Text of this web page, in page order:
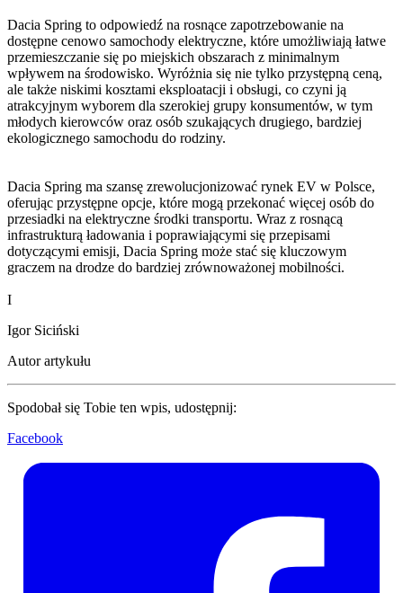
Dacia Spring to odpowiedź na rosnące zapotrzebowanie na
dostępne cenowo samochody elektryczne, które umożliwiają łatwe
przemieszczanie się po miejskich obszarach z minimalnym
wpływem na środowisko. Wyróżnia się nie tylko przystępną ceną,
ale także niskimi kosztami eksploatacji i obsługi, co czyni ją
atrakcyjnym wyborem dla szerokiej grupy konsumentów, w tym
młodych kierowców oraz osób szukających drugiego, bardziej
ekologicznego samochodu do rodziny.
Dacia Spring ma szansę zrewolucjonizować rynek EV w Polsce,
oferując przystępne opcje, które mogą przekonać więcej osób do
przesiadki na elektryczne środki transportu. Wraz z rosnącą
infrastrukturą ładowania i poprawiającymi się przepisami
dotyczącymi emisji, Dacia Spring może stać się kluczowym
graczem na drodze do bardziej zrównoważonej mobilności.
I
Igor Siciński
Autor artykułu
Spodobał się Tobie ten wpis, udostępnij:
Facebook